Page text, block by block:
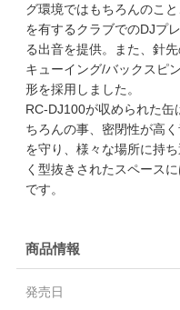
グ環境ではもちろんのこ
を有するクラブでのDJプ
る出音を提供。また、針
キューイング/バックスピ
形を採用しました。
RC-DJ100が収められた缶
ちろんの事、密閉性が高
を守り、様々な場所に持
く型抜きされたスペース
です。
商品情報
発売日